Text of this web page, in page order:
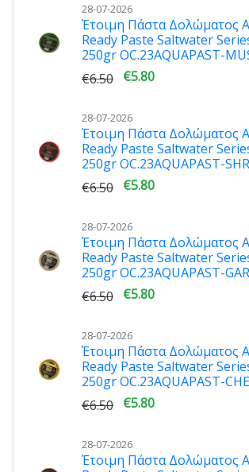
28-07-2026
Έτοιμη Πάστα Δολώματος
Ready Paste Saltwater
250gr OC.23AQUAPAST-
€6.50 €5.80
28-07-2026
Έτοιμη Πάστα Δολώματος
Ready Paste Saltwater
250gr OC.23AQUAPAST-
€6.50 €5.80
28-07-2026
Έτοιμη Πάστα Δολώματος
Ready Paste Saltwater
250gr OC.23AQUAPAST-
€6.50 €5.80
28-07-2026
Έτοιμη Πάστα Δολώματος
Ready Paste Saltwater
250gr OC.23AQUAPAST-
€6.50 €5.80
28-07-2026
Έτοιμη Πάστα Δολώματος